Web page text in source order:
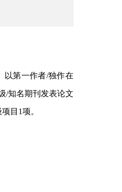
以第一作者/独作在
/知名期刊发表论文
目 1项。